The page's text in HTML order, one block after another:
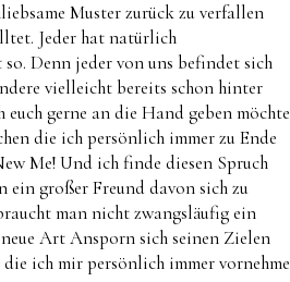
Muster zurück zu verfallen
Jeder hat natürlich
Denn jeder von uns befindet sich
vielleicht bereits schon hinter
gerne an die Hand geben möchte
die ich persönlich immer zu Ende
Me! Und ich finde diesen Spruch
großer Freund davon sich zu
man nicht zwangsläufig ein
Art Ansporn sich seinen Zielen
ich mir persönlich immer vornehme